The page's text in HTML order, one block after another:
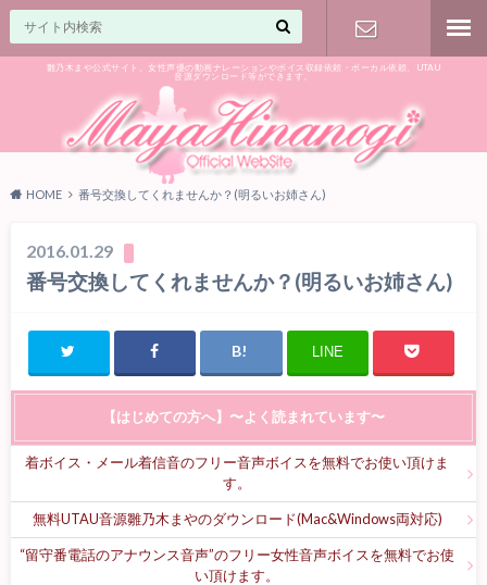
雛乃木まや公式サイト。女性声優の動画ナレーションやボイス収録依頼・ボーカル依頼、UTAU
音源ダウンロード等ができます。
気軽に♪
HOME 番号交換してくれませんか？(明るいお姉さん)
2016.01.29
番号交換してくれませんか？(明るいお姉さん)
LINE
【はじめての方へ】〜よく読まれています〜
着ボイス・メール着信音のフリー音声ボイスを無料でお使い頂けま
す。
無料UTAU音源雛乃木まやのダウンロード(Mac&Windows両対応)
“留守番電話のアナウンス音声”のフリー女性音声ボイスを無料でお使
い頂けます。